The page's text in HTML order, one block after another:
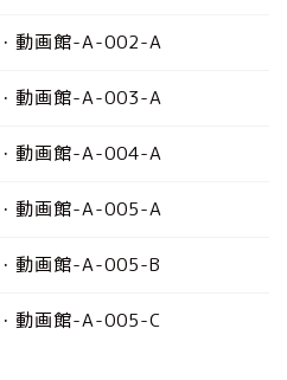
動画館-A-002-A
動画館-A-003-A
動画館-A-004-A
動画館-A-005-A
動画館-A-005-B
動画館-A-005-C